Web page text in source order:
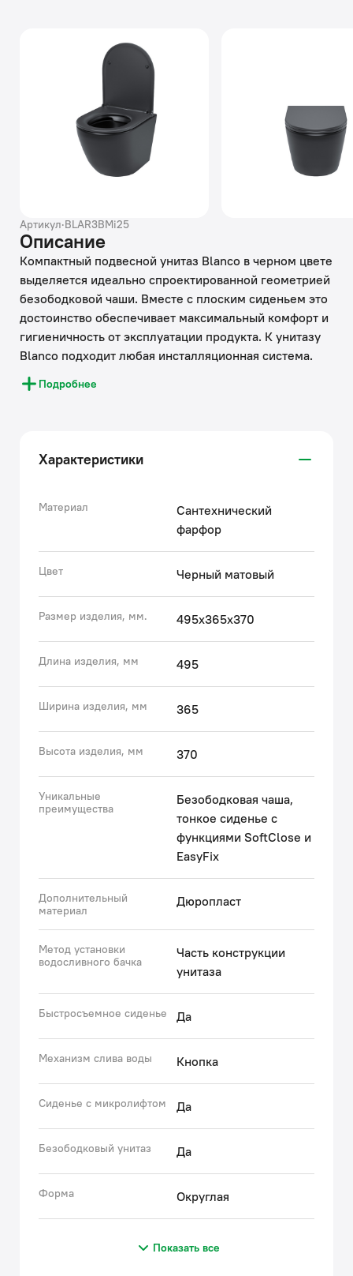
Артикул·BLAR3BMi25
Описание
Компактный подвесной унитаз Blanco в черном цвете
выделяется идеально спроектированной геометрией
безободковой чаши. Вместе с плоским сиденьем это
достоинство обеспечивает максимальный комфорт и
гигиеничность от эксплуатации продукта. К унитазу
Blanco подходит любая инсталляционная система.
Оптимальный выбор – инсталляции IDDIS® (арт.
NEO0000I32 и арт. PRO0000i32). Сантехника черного
и современным.
• Черное сиденье IDDIS® из матового дюропласта
конструктивным особенностям изделие устойчиво к
царапинам, его легче поддерживать в чистоте.
без труда устанавливается обратно.
• За счет минимального водопоглощения санитарный
фарфор IDDIS® не впитывает грязь и запахи.
• Гарантия на унитазы IDDIS® – 25 лет.
(с) Авторский текст, январь 2022 г.
Подробнее
Характеристики
Материал
Сантехнический
фарфор
Цвет Черный матовый
Размер изделия, мм. 495х365х370
Длина изделия, мм 495
Ширина изделия, мм 365
Высота изделия, мм 370
Уникальные
преимущества
Безободковая чаша,
тонкое сиденье с
функциями SoftClose и
EasyFix
Дополнительный
материал
Дюропласт
Метод установки
водосливного бачка
Часть конструкции
унитаза
Быстросъемное сиденье Да
Механизм слива воды Кнопка
Сиденье с микролифтом Да
Безободковый унитаз Да
Форма Округлая
Показать все